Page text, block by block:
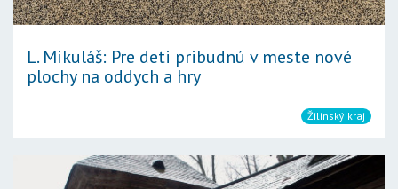
L. Mikuláš: Pre deti pribudnú v meste nové
plochy na oddych a hry
Žilinský kraj